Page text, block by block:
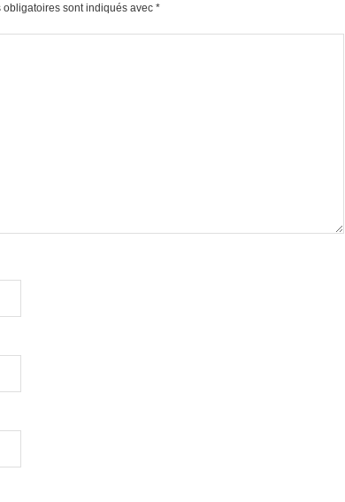
obligatoires sont indiqués avec *